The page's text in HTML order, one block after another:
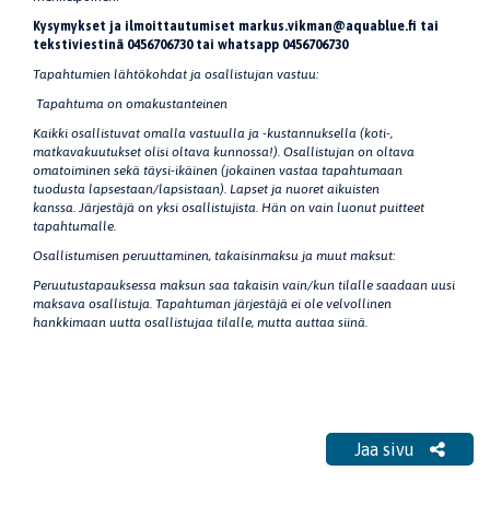
Kysymykset ja ilmoittautumiset markus.vikman@aquablue.fi tai
tekstiviestinä 0456706730 tai whatsapp 0456706730
Tapahtumien lähtökohdat ja osallistujan vastuu:
Tapahtuma on omakustanteinen
Kaikki osallistuvat omalla vastuulla ja -kustannuksella (koti-,
matkavakuutukset olisi oltava kunnossa!). Osallistujan on oltava
omatoiminen sekä täysi-ikäinen (jokainen vastaa tapahtumaan
tuodusta lapsestaan/lapsistaan). Lapset ja nuoret aikuisten
kanssa. Järjestäjä on yksi osallistujista. Hän on vain luonut puitteet
tapahtumalle.
Osallistumisen peruuttaminen, takaisinmaksu ja muut maksut:
Peruutustapauksessa maksun saa takaisin vain/kun tilalle saadaan uusi
maksava osallistuja. Tapahtuman järjestäjä ei ole velvollinen
hankkimaan uutta osallistujaa tilalle, mutta auttaa siinä.
Jaa sivu